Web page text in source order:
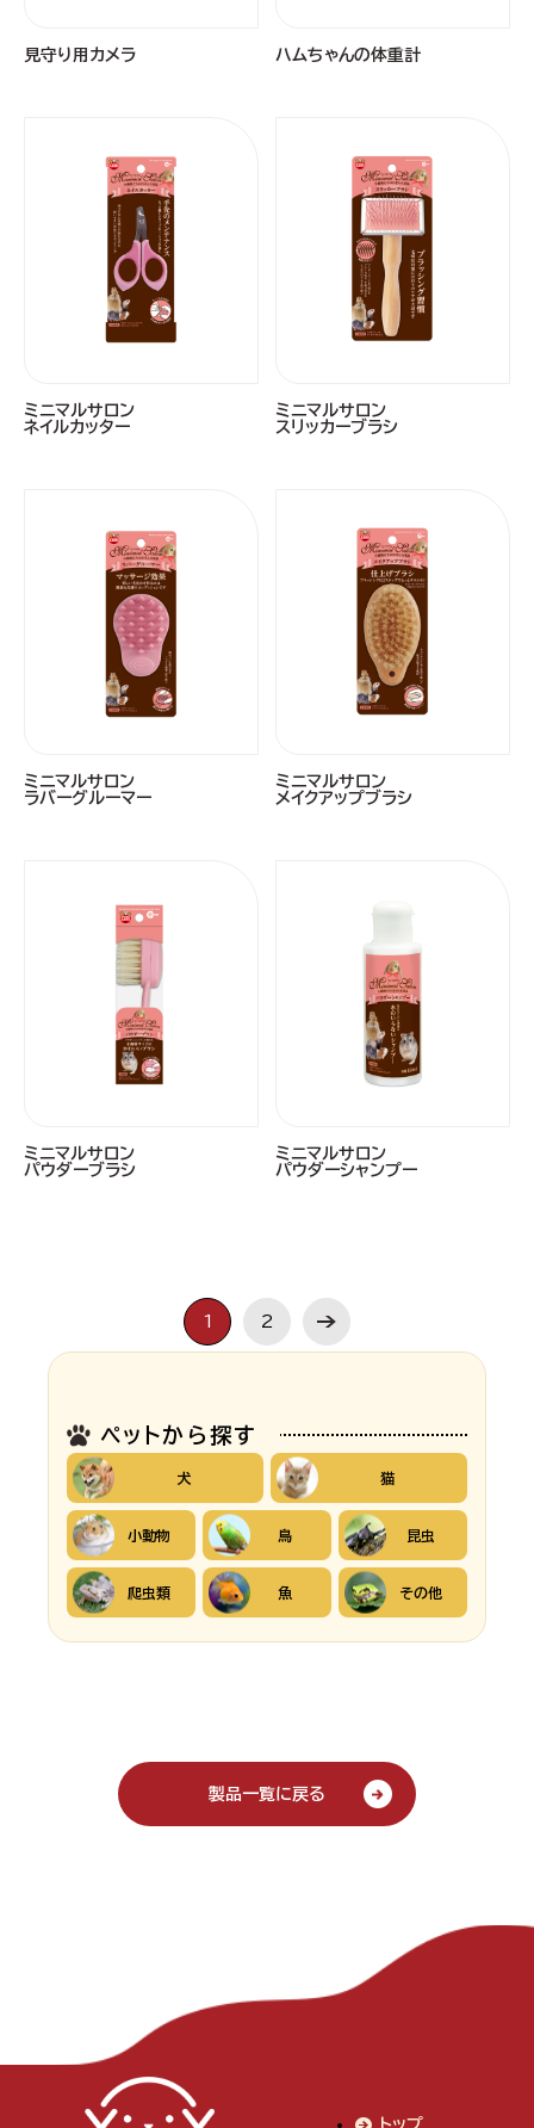
見守り用カメラ ハムちゃんの体重計
ミニマルサロン
ネイルカッター
ミニマルサロン
スリッカーブラシ
ミニマルサロン
ラバーグルーマー
ミニマルサロン
メイクアップブラシ
ミニマルサロン
パウダーブラシ
ミニマルサロン
パウダーシャンプー
1 2
ペットから探す
犬 猫
小動物 鳥 昆虫
爬虫類 魚 その他
製品一覧に戻る
トップ